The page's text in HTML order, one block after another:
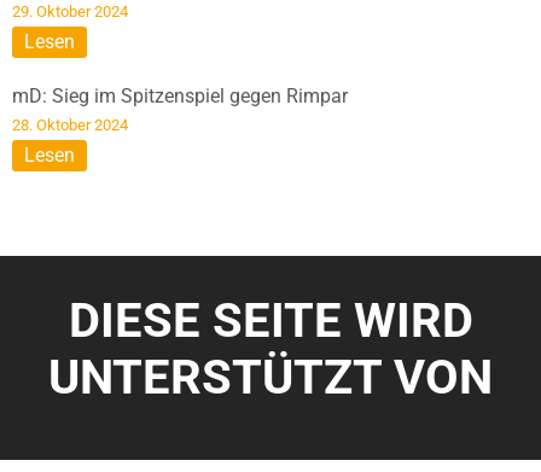
29. Oktober 2024
Lesen
mD: Sieg im Spitzenspiel gegen Rimpar
28. Oktober 2024
Lesen
DIESE SEITE WIRD
UNTERSTÜTZT VON